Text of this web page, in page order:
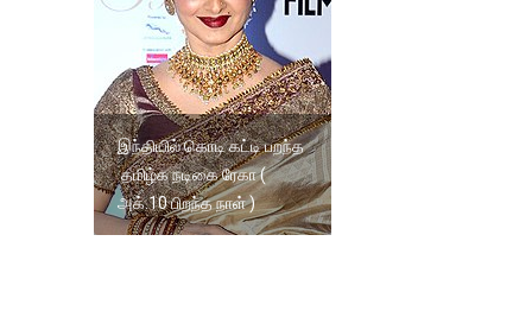
இந்தியில் கொடி கட்டி பறந்த
தமிழ்க நடிகை ரேகா (
அக்.10 பிறந்த நாள் )